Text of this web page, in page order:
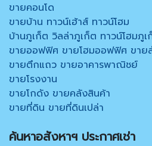
ขายคอนโด
ขายบ้าน ทาวน์เฮ้าส์ ทาวน์โฮม
บ้านภูเก็ต วิลล่าภูเก็ต ทาวน์โฮมภูเ
ขายออฟฟิศ ขายโฮมออฟฟิศ ขาย
ขายตึกแถว ขายอาคารพาณิชย์
ขายโรงงาน
ขายโกดัง ขายคลังสินค้า
ขายที่ดิน ขายที่ดินเปล่า
ค้นหาอสังหาฯ ประกาศเช่า